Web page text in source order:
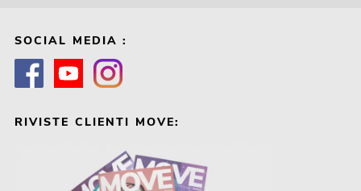
SOCIAL MEDIA :
RIVISTE CLIENTI MOVE: